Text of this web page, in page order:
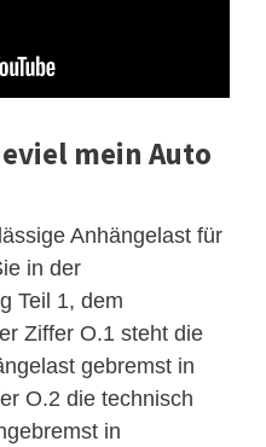
mein Auto
Anhängelast für
in der
Teil 1, dem
Ziffer O.1 steht die
gebremst in
O.2 die technisch
in